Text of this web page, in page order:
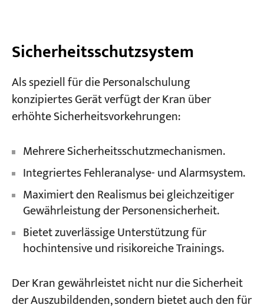
Sicherheitsschutzsystem
Als speziell für die Personalschulung
konzipiertes Gerät verfügt der Kran über
erhöhte Sicherheitsvorkehrungen:
Mehrere Sicherheitsschutzmechanismen.
Integriertes Fehleranalyse- und Alarmsystem.
Maximiert den Realismus bei gleichzeitiger
Gewährleistung der Personensicherheit.
Bietet zuverlässige Unterstützung für
hochintensive und risikoreiche Trainings.
Der Kran gewährleistet nicht nur die Sicherheit
der Auszubildenden, sondern bietet auch den für